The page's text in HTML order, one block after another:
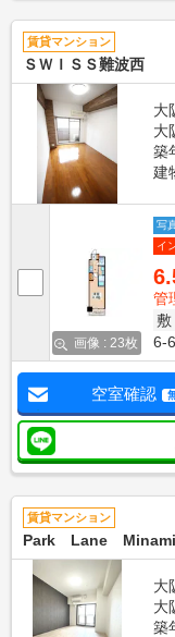
賃貸マンション
ＳＷＩＳＳ難波西
大
大
築
建
画像 : 23枚
写
イ
管
敷
6-
空室確認
賃貸マンション
Park Lane Minami
大
大
築